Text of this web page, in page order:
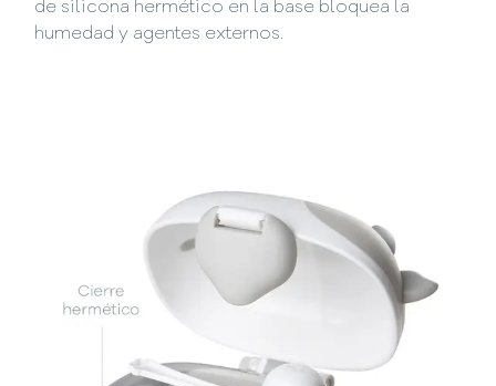
de silicona hermético en la base bloquea la
humedad y agentes externos.